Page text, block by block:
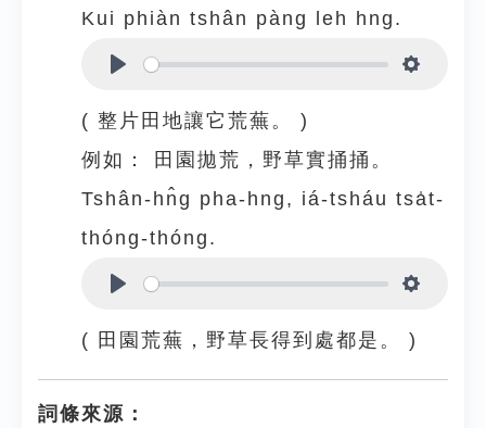
Kui phiàn tshân pàng leh hng.
( 整片田地讓它荒蕪。 )
例如：
田園拋荒，野草實捅捅。
Tshân-hn̂g pha-hng, iá-tsháu tsa̍t-
thóng-thóng.
( 田園荒蕪，野草長得到處都是。 )
詞條來源：